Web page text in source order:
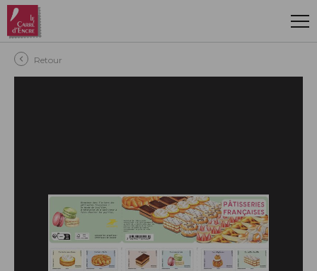
Aller au contenu principal
Retour